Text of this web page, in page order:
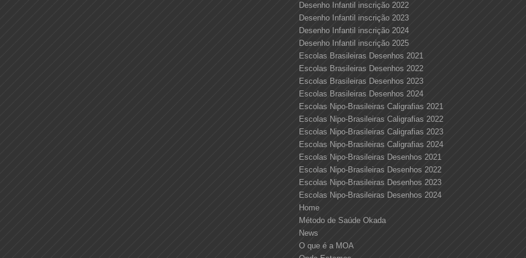
Desenho Infantil inscrição 2022
Desenho Infantil inscrição 2023
Desenho Infantil inscrição 2024
Desenho Infantil inscrição 2025
Escolas Brasileiras Desenhos 2021
Escolas Brasileiras Desenhos 2022
Escolas Brasileiras Desenhos 2023
Escolas Brasileiras Desenhos 2024
Escolas Nipo-Brasileiras Caligrafias 2021
Escolas Nipo-Brasileiras Caligrafias 2022
Escolas Nipo-Brasileiras Caligrafias 2023
Escolas Nipo-Brasileiras Caligrafias 2024
Escolas Nipo-Brasileiras Desenhos 2021
Escolas Nipo-Brasileiras Desenhos 2022
Escolas Nipo-Brasileiras Desenhos 2023
Escolas Nipo-Brasileiras Desenhos 2024
Home
Método de Saúde Okada
News
O que é a MOA